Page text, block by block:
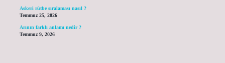
Askeri rütbe sıralaması nasıl ?
Temmuz 25, 2026
Arının farklı anlamı nedir ?
Temmuz 9, 2026